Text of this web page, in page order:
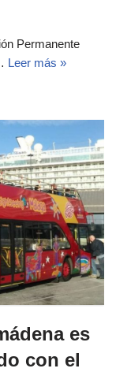
Permanente
Leer más »
es
con el